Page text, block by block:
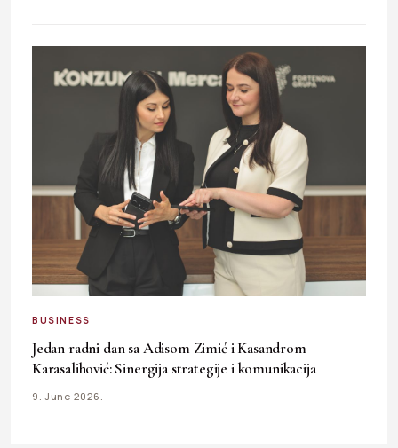
BUSINESS
Jedan radni dan sa Adisom Zimić i Kasandrom
Karasalihović: Sinergija strategije i komunikacija
9. June 2026.